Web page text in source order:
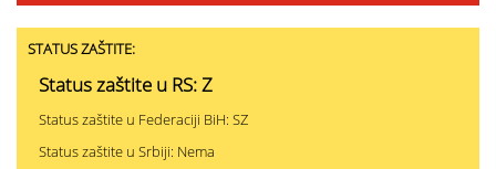
STATUS ZAŠTITE:
Status zaštite u RS: Z
Status zaštite u Federaciji BiH: SZ
Status zaštite u Srbiji: Nema